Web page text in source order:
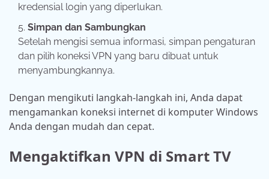
kredensial login yang diperlukan.
Simpan dan Sambungkan
Setelah mengisi semua informasi, simpan pengaturan
dan pilih koneksi VPN yang baru dibuat untuk
menyambungkannya.
Dengan mengikuti langkah-langkah ini, Anda dapat
mengamankan koneksi internet di komputer Windows
Anda dengan mudah dan cepat.
Mengaktifkan VPN di Smart TV